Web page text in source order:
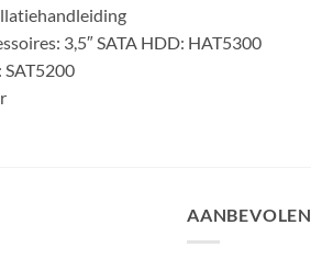
3,5″ SATA HDD: HAT5300
SAT5200
AANBEVOLEN